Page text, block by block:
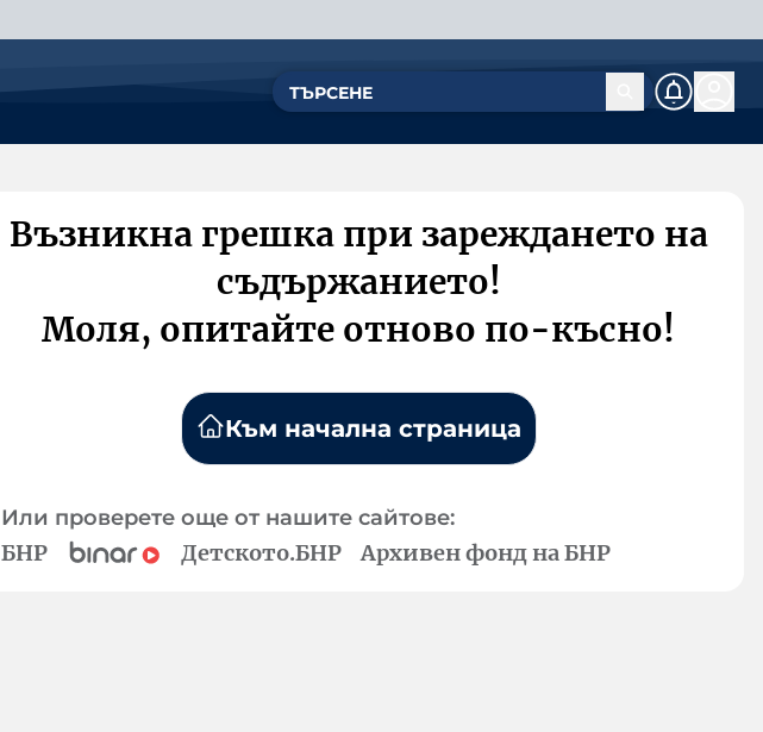
Възникна грешка при зареждането на
съдържанието!
Моля, опитайте отново по-късно!
Към начална страница
Или проверете още от нашите сайтове:
БНР Детското.БНР Архивен фонд на БНР